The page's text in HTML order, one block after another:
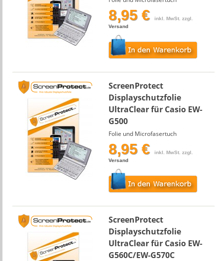
8,95 €
inkl. MwSt. zzgl.
Versand
ScreenProtect
Displayschutzfolie
UltraClear für Casio EW-
G500
Folie und Microfasertuch
8,95 €
inkl. MwSt. zzgl.
Versand
ScreenProtect
Displayschutzfolie
UltraClear für Casio EW-
G560C/EW-G570C